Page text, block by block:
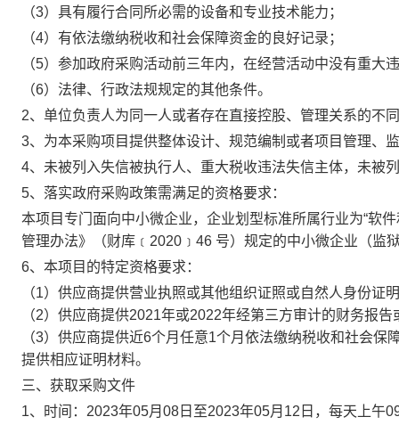
（3）具有履行合同所必需的设备和专业技术能力；
（4）有依法缴纳税收和社会保障资金的良好记录；
（5）参加政府采购活动前三年内，在经营活动中没有重大
（6）法律、行政法规规定的其他条件。
2、单位负责人为同一人或者存在直接控股、管理关系的不
3、为本采购项目提供整体设计、规范编制或者项目管理、
4、未被列入失信被执行人、重大税收违法失信主体，未被
5、落实政府采购政策需满足的资格要求：
本项目专门面向中小微企业，企业划型标准所属行业为“软
管理办法》（财库﹝2020﹞46 号）规定的中小微企业（监
6、本项目的特定资格要求：
（1）供应商提供营业执照或其他组织证照或自然人身份证
（2）供应商提供2021年或2022年经第三方审计的财务报
（3）供应商提供近6个月任意1个月依法缴纳税收和社会
提供相应证明材料。
三、获取采购文件
1、时间： 2023年05月08日 至2023年05月12日 ，每天上午